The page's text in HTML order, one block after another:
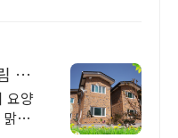
장
요양
은